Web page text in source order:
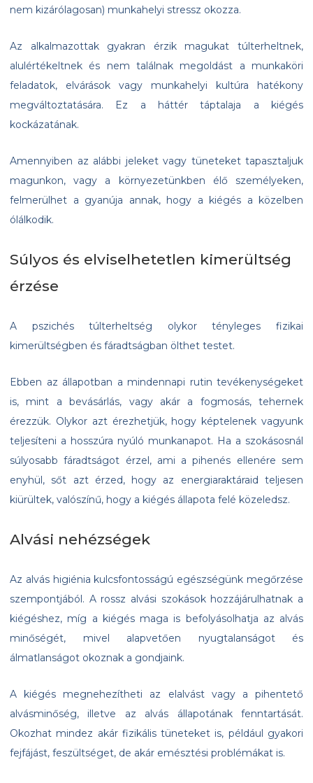
nem kizárólagosan) munkahelyi stressz okozza.
Az alkalmazottak gyakran érzik magukat túlterheltnek,
alulértékeltnek és nem találnak megoldást a munkaköri
feladatok, elvárások vagy munkahelyi kultúra hatékony
megváltoztatására. Ez a háttér táptalaja a kiégés
kockázatának.
Amennyiben az alábbi jeleket vagy tüneteket tapasztaljuk
magunkon, vagy a környezetünkben élő személyeken,
felmerülhet a gyanúja annak, hogy a kiégés a közelben
ólálkodik.
Súlyos és elviselhetetlen kimerültség
érzése
A pszichés túlterheltség olykor tényleges fizikai
kimerültségben és fáradtságban ölthet testet.
Ebben az állapotban a mindennapi rutin tevékenységeket
is, mint a bevásárlás, vagy akár a fogmosás, tehernek
érezzük. Olykor azt érezhetjük, hogy képtelenek vagyunk
teljesíteni a hosszúra nyúló munkanapot. Ha a szokásosnál
súlyosabb fáradtságot érzel, ami a pihenés ellenére sem
enyhül, sőt azt érzed, hogy az energiaraktáraid teljesen
kiürültek, valószínű, hogy a kiégés állapota felé közeledsz.
Alvási nehézségek
Az alvás higiénia kulcsfontosságú egészségünk megőrzése
szempontjából. A rossz alvási szokások hozzájárulhatnak a
kiégéshez, míg a kiégés maga is befolyásolhatja az alvás
minőségét, mivel alapvetően nyugtalanságot és
álmatlanságot okoznak a gondjaink.
A kiégés megnehezítheti az elalvást vagy a pihentető
alvásminőség, illetve az alvás állapotának fenntartását.
Okozhat mindez akár fizikális tüneteket is, például gyakori
fejfájást, feszültséget, de akár emésztési problémákat is.